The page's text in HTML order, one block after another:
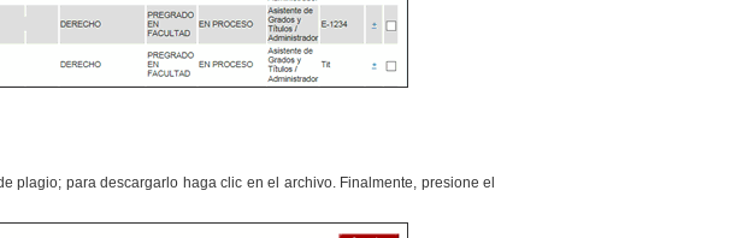
plagio; para descargarlo haga clic en el archivo. Finalmente, presione el